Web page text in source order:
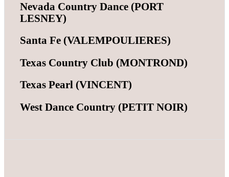
Nevada Country Dance (PORT
LESNEY)
Santa Fe (VALEMPOULIERES)
Texas Country Club (MONTROND)
Texas Pearl (VINCENT)
West Dance Country (PETIT NOIR)